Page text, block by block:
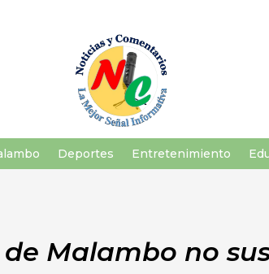
Deportes Entretenimiento
Malambo no